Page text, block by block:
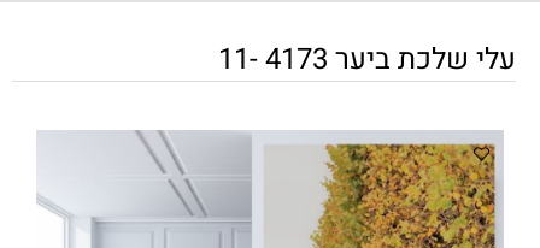
עלי שלכת ביער 4173 -11